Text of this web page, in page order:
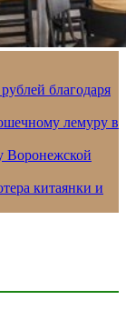
благодаря
лемуру в
Воронежской
китаянки и